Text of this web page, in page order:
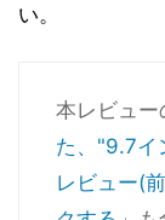
い。
本レビュー
た、"9.7イ
レビュー(